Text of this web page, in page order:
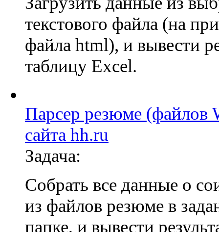
текстового файла (на
файла html), и вывести
таблицу Excel.
Парсер резюме (файлов
сайта hh.ru
Задача:
Собрать все данные о
из файлов резюме в
папке, и вывести